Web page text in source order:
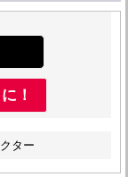
！
ター